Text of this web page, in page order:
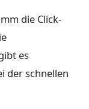
die Click-
es
der schnellen